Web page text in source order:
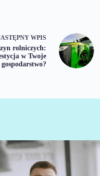
WPIS
rolniczych:
w Twoje
gospodarstwo?